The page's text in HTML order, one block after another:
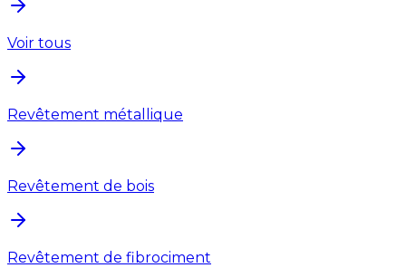
Voir tous
Revêtement métallique
Revêtement de bois
Revêtement de fibrociment